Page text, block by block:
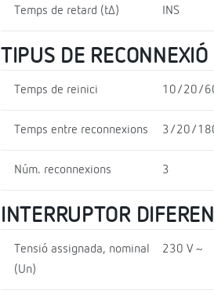
Temps de retard (t∆) INS
TIPUS DE RECONNEXIÓ
Temps de reinici 10/20/
Temps entre reconnexions 3/20/
Núm. reconnexions 3
INTERRUPTOR
Tensió assignada, nominal
(Un)
230 V ~